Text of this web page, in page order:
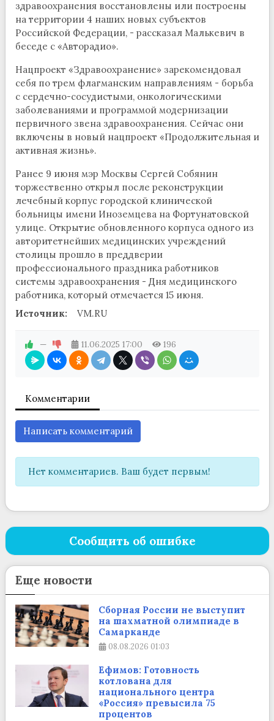
здравоохранения восстановлены или построены
на территории 4 наших новых субъектов
Российской Федерации, - рассказал Малькевич в
беседе с «Авторадио».
Нацпроект «Здравоохранение» зарекомендовал
себя по трем флагманским направлениям - борьба
с сердечно-сосудистыми, онкологическими
заболеваниями и программой модернизации
первичного звена здравоохранения. Сейчас они
включены в новый нацпроект «Продолжительная и
активная жизнь».
Ранее 9 июня мэр Москвы Сергей Собянин
торжественно открыл после реконструкции
лечебный корпус городской клинической
больницы имени Иноземцева на Фортунатовской
улице. Открытие обновленного корпуса одного из
авторитетнейших медицинских учреждений
столицы прошло в преддверии
профессионального праздника работников
системы здравоохранения - Дня медицинского
работника, который отмечается 15 июня.
Источник:
VM.RU
— 11.06.2025 17:00 196
Комментарии
Написать комментарий
Нет комментариев. Ваш будет первым!
Сообщить об ошибке
Еще новости
Сборная России не выступит
на шахматной олимпиаде в
Самарканде
08.08.2026 01:03
Ефимов: Готовность
котлована для
национального центра
«Россия» превысила 75
процентов